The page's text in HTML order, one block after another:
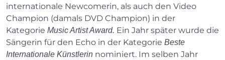
internationale Newcomerin, als auch den Video
Champion (damals DVD Champion) in der
Kategorie Music Artist Award. Ein Jahr später wurde die
Sängerin für den Echo in der Kategorie Beste
Internationale Künstlerin nominiert. Im selben Jahr